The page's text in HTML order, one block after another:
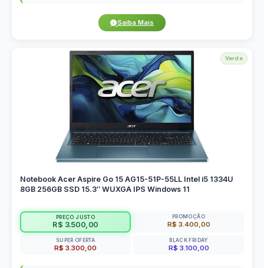
Saiba Mais
Verde
Notebook Acer Aspire Go 15 AG15-51P-55LL Intel i5 1334U
8GB 256GB SSD 15.3″ WUXGA IPS Windows 11
PREÇO JUSTO
R$ 3.500,00
PROMOÇÃO
R$ 3.400,00
SUPER OFERTA
R$ 3.300,00
BLACK FRIDAY
R$ 3.100,00